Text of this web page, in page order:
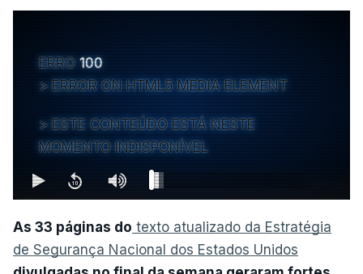
ERRO 100
ERROR ON HTML5 MEDIA ELEMENT
ESTE CONTEÚDO ESTÁ NESTE
MOMENTO INDISPONÍVEL
As 33 páginas do texto atualizado da Estratégia
de Segurança Nacional dos Estados Unidos